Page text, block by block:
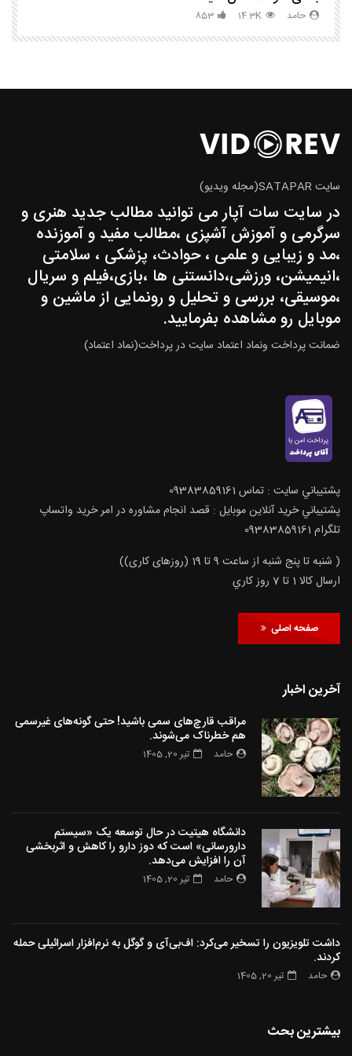
حامد 14.3K
853
سایت SATAPAR(مجله ویدیو)
در سایت سات آپار می توانید مطالب جدید هنری و
سرگرمی و آموزش آشپزی ،مطالب مفید و آموزنده
،مد و زیبایی و علمی ، حوادث، پزشکی ، سلامتی
،انیمیشن، ورزشی،دانستنی ها ،بازی،فیلم و سریال
،موسیقی، بررسی و تحلیل و رونمایی از ماشین و
موبایل رو مشاهده بفرمایید.
ضمانت پرداخت ونماد اعتماد سایت در پرداخت(نماد اعتماد)
پشتيباني سايت : تماس 09383859161
پشتيباني خريد آنلاين موبايل : قصد انجام مشاوره در امر خرید واتساپ
تلگرام 09383859161
( شنبه تا پنج شنبه از ساعت 9 تا 19 (روزهای کاری))
ارسال كالا 1 تا 7 روز كاري
صفحه اصلی
آخرین اخبار
مراقب قارچ‌های سمی باشید! حتی گونه‌های غیرسمی
هم خطرناک می‌شوند.
حامد تیر 20, 1405
دانشگاه هیتیت در حال توسعه یک «سیستم
دارورسانی» است که دوز دارو را کاهش و اثربخشی
آن را افزایش می‌دهد.
حامد تیر 20, 1405
داشت تلویزیون را تسخیر می‌کرد: اف‌بی‌آی و گوگل به نرم‌افزار اسرائیلی حمله
کردند.
حامد تیر 20, 1405
بیشترین بحث